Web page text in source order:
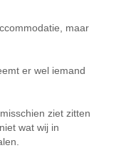
maar
er wel iemand
ziet zitten
wat wij in